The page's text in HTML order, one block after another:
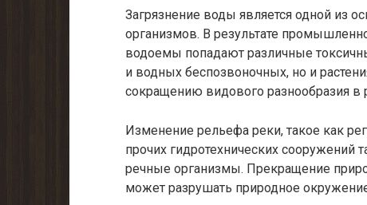
Загрязнение воды является одной из
организмов. В результате
водоемы попадают различные
и водных беспозвоночных, но и
сокращению видового разнообразия в
Изменение рельефа реки, такое как
прочих гидротехнических сооружений
речные организмы. Прекращение
может разрушать природное